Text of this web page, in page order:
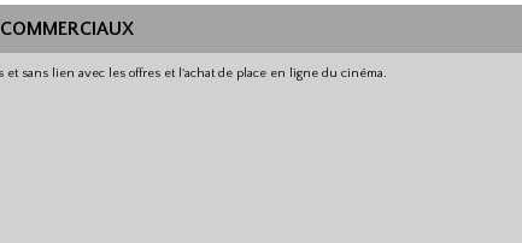
sans lien avec les offres et l'achat de place en ligne du cinéma.